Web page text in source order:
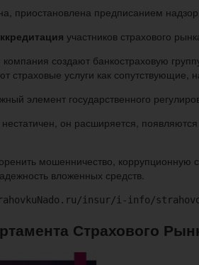
приостановлена предписанием
участников страхового
компания создают банкостраховую
страховые услуги как сопутствующие,
элемент государственного
нестатичен, он расширяется,
мошенничество, коррупционную
вложенных средств.
insur/i-info/
Страхового